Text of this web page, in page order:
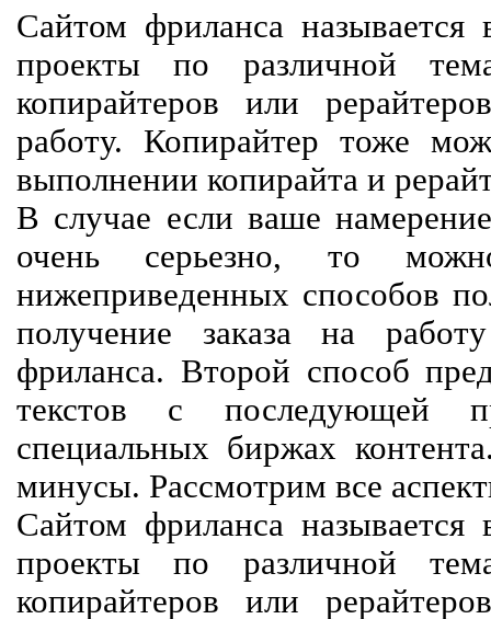
Сайтом фриланса называется
проекты по различной
копирайтеров или
работу. Копирайтер тоже
выполнении копирайта и
В случае если ваше
очень серьезно, то
нижеприведенных способов
получение заказа на
фриланса. Второй способ
текстов с последующей
специальных биржах
минусы. Рассмотрим все
Сайтом фриланса называется
проекты по различной
копирайтеров или